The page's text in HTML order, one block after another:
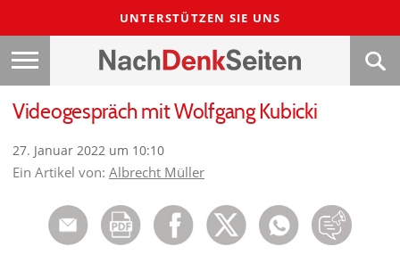
UNTERSTÜTZEN SIE UNS
Videogespräch mit Wolfgang Kubicki
27. Januar 2022 um 10:10
Ein Artikel von: Albrecht Müller